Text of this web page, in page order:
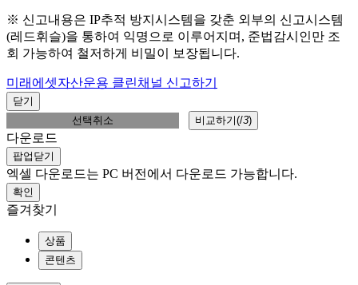
※ 신고내용은 IP추적 방지시스템을 갖춘 외부의 신고시스템
(레드휘슬)을 통하여 익명으로 이루어지며, 준법감시인만 조
회 가능하여 철저하게 비밀이 보장됩니다.
미래에셋자산운용 클린채널 신고하기
닫기
선택취소
비교하기(/3)
다운로드
팝업닫기
엑셀 다운로드는 PC 버전에서 다운로드 가능합니다.
확인
즐겨찾기
상품
콘텐츠